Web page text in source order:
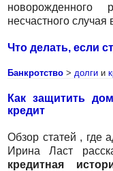
несчастного
Что делать, если
Банкротство > долги и
Как защитить
кредит
Обзор статей , где
Ирина Ласт
кредитная